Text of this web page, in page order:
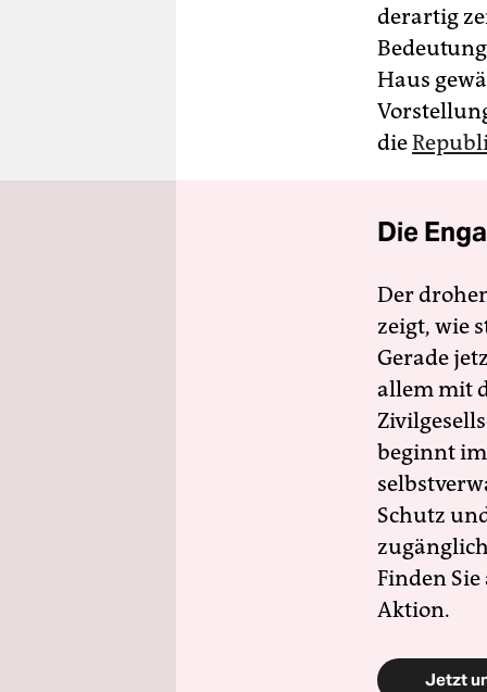
derartig
Haus
die
Die
Der
zeigt, wie
Gerade
allem mit
beginnt
Schutz
Finden
Aktion.
Jetzt